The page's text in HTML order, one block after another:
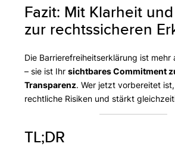
Fazit: Mit Klarheit
zur rechtssicheren
Die Barrierefreiheitserklärung ist mehr
– sie ist Ihrsichtbares Commitment
Transparenz. Wer jetzt vorbereitet
rechtliche Risiken und stärkt
TL;DR